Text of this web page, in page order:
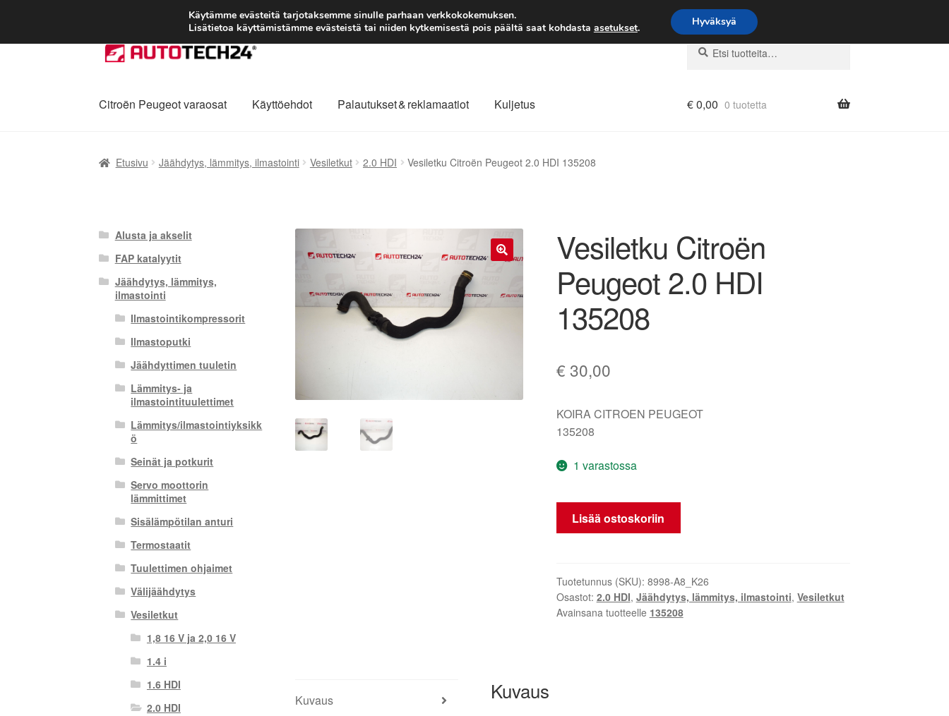
TOIMITUS alkaen 7 EUR
Siirry
navigointiin
Siirry
sisältöön
Etsi:
Haku
Citroën Peugeot varaosat Käyttöehdot Palautukset & reklamaatiot Kuljetus €0,00 0 tuotetta
Etusivu Jäähdytys, lämmitys, ilmastointi Vesiletkut 2.0 HDI Vesiletku Citroën Peugeot 2.0 HDI 135208
Vesiletku Citroën
Peugeot 2.0 HDI
135208
€ 30,00
KOIRA CITROEN PEUGEOT
135208
1 varastossa
Vesiletku
Citroën
HDI
135208
määrä
Lisää ostoskoriin
Tuotetunnus (SKU): 8998-A8_K26
Osastot: 2.0 HDI, Jäähdytys, lämmitys, ilmastointi, Vesiletkut
Avainsana tuotteelle 135208
Kuvaus Kuvaus
Alusta ja akselit
FAP katalyytit
Jäähdytys, lämmitys,
ilmastointi
Ilmastointikompressorit
Ilmastoputki
Jäähdyttimen tuuletin
Lämmitys- ja
ilmastointituulettimet
Lämmitys/ilmastointiyksikk
ö
Seinät ja potkurit
Servo moottorin
lämmittimet
Sisälämpötilan anturi
Termostaatit
Tuulettimen ohjaimet
Välijäähdytys
Vesiletkut
1,8 16 V ja 2,0 16 V
1.4 i
1.6 HDI
2.0 HDI
Käytämme evästeitä tarjotaksemme sinulle parhaan verkkokokemuksen.
Lisätietoa käyttämistämme evästeistä tai niiden kytkemisestä pois päältä saat kohdasta asetukset. Hyväksyä